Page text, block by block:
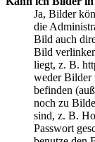
Ja, Bilder
die
Bild auch
Bild
liegt, z. B.
weder Bilder
befinden
noch zu
sind, z. B.
Passwort